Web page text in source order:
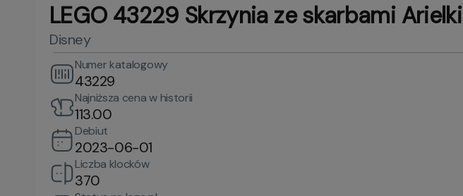
LEGO 43229 Skrzynia ze skarbami Arielki
Disney
Numer katalogowy
43229
Najniższa cena w historii
113.00
Debiut
2023-06-01
Liczba klocków
370